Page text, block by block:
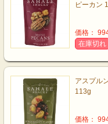
ピーカン
価格：
在庫切れ
アスプル
113g
価格：